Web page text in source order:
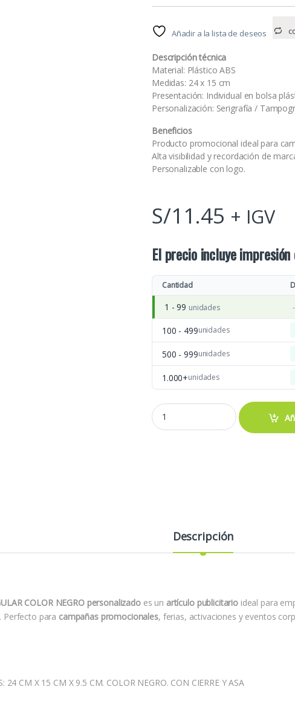
Añadir a la lista de deseos
Descripción técnica
Material: Plástico ABS
Medidas: 24 x 15 cm
Presentación: Individual en bolsa
Personalización: Serigrafía /
Beneficios
Producto promocional ideal para
Alta visibilidad y recordación de
Personalizable con logo.
S/11.45 + IGV
El precio incluye
Cantidad
1 - 99 unidades
100 - 499unidades
500 - 999unidades
1.000+unidades
MCH34 NECESER RECTANGULAR
Descripción
COLOR NEGRO personalizadoes un artículo publicitarioideal para
para campañas promocionales, ferias, activaciones y eventos
24 CM X 15 CM X 9.5 CM. COLOR NEGRO. CON CIERRE Y ASA